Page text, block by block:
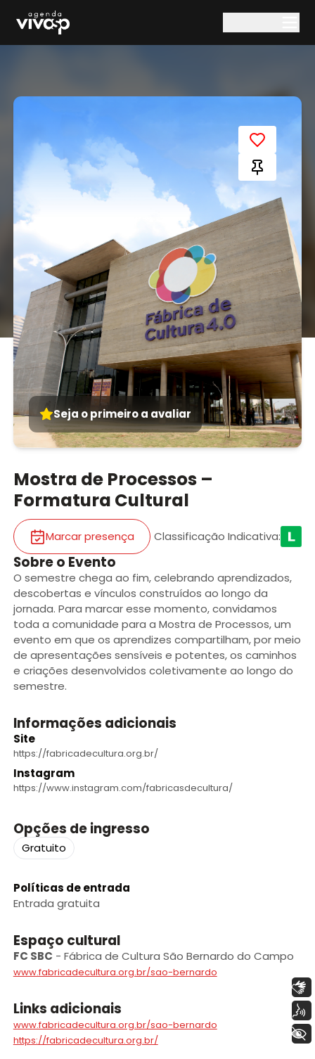
Seja o primeiro a avaliar
Mostra de Processos –
Formatura Cultural
Marcar presença Classificação Indicativa:
Sobre o Evento
O semestre chega ao fim, celebrando aprendizados,
descobertas e vínculos construídos ao longo da
jornada. Para marcar esse momento, convidamos
toda a comunidade para a Mostra de Processos, um
evento em que os aprendizes compartilham, por meio
de apresentações sensíveis e potentes, os caminhos
e criações desenvolvidos coletivamente ao longo do
semestre.
Informações adicionais
Site
https://fabricadecultura.org.br/
Instagram
https://www.instagram.com/fabricasdecultura/
Opções de ingresso
Gratuito
Políticas de entrada
Entrada gratuita
Espaço cultural
FC SBC - Fábrica de Cultura São Bernardo do Campo
www.fabricadecultura.org.br/sao-bernardo
Links adicionais
www.fabricadecultura.org.br/sao-bernardo
https://fabricadecultura.org.br/
+ Acessibilidade